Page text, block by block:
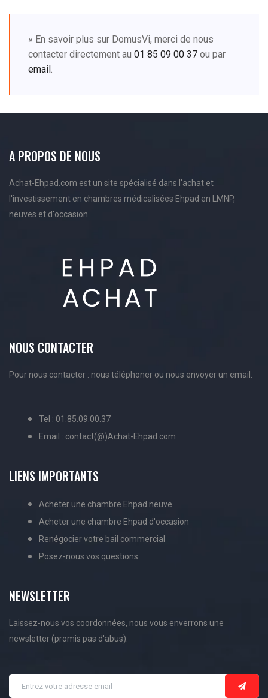
» En savoir plus sur DomusVi, merci de nous
contacter directement au 01 85 09 00 37 ou par
email
A PROPOS DE NOUS
Achat-Ehpad.com est un site spécialisé dans l'achat et
l'investissement en chambres médicalisées Ehpad en LMNP,
neuves et d'occasion.
NOUS CONTACTER
Pour nous contacter : nous téléphoner ou nous envoyer un email.
Tel : 01.85.09.00.37
Email : contact(@)Achat-Ehpad.com
LIENS IMPORTANTS
Acheter une chambre Ehpad neuve
Acheter une chambre Ehpad d'occasion
Renégocier votre bail commercial
Posez-nous vos questions
NEWSLETTER
Laissez-nous vos coordonnées, nous vous enverrons une
newsletter (promis pas d'abus).